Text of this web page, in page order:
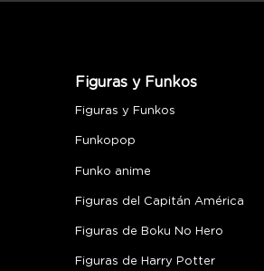
Figuras y Funkos
Figuras y Funkos
Funkopop
Funko anime
Figuras del Capitán América
Figuras de Boku No Hero
Figuras de Harry Potter